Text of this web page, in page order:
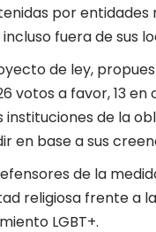
por entidades
incluso fuera de sus
de ley,
votos a favor, 13
instituciones de la
en base a sus
de la
religiosa frente a
LGBT+.